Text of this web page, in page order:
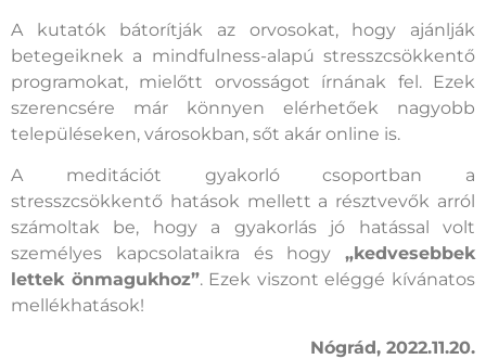
A kutatók bátorítják az orvosokat, hogy ajánlják
betegeiknek a mindfulness-alapú stresszcsökkentő
programokat, mielőtt orvosságot írnának fel. Ezek
szerencsére már könnyen elérhetőek nagyobb
településeken, városokban, sőt akár online is.
A meditációt gyakorló csoportban a
stresszcsökkentő hatások mellett a résztvevők arról
számoltak be, hogy a gyakorlás jó hatással volt
személyes kapcsolataikra és hogy „kedvesebbek
lettek önmagukhoz”. Ezek viszont eléggé kívánatos
mellékhatások!
Nógrád, 2022.11.20.